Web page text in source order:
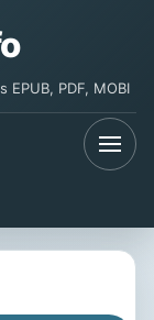
PDF, MOBI